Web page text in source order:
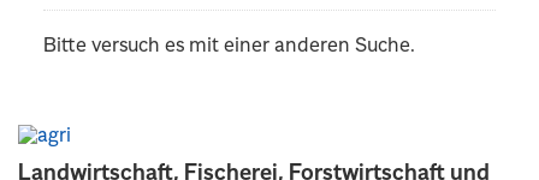
Landwirtschaft, Fischerei, Forstwirtschaft und
Bitte versuch es mit einer anderen Suche.